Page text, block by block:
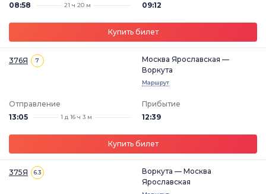
08:58
21 ч 20 м
09:12
Купить билет
376Я 7
Москва Ярославская —
Воркута
Маршрут
Отправление
13:05
1 д 16 ч 3 м
Прибытие
12:39
Купить билет
375Я 6.3
Воркута — Москва
Ярославская